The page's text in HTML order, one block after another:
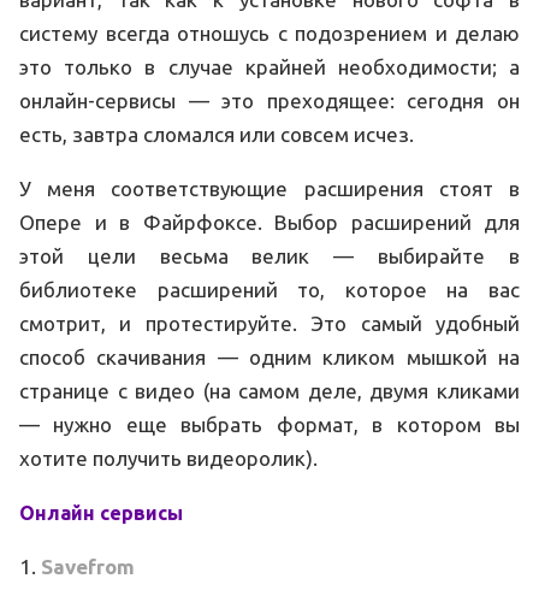
систему всегда отношусь с подозрением и делаю
это только в случае крайней необходимости; а
онлайн-сервисы — это преходящее: сегодня он
есть, завтра сломался или совсем исчез.
У меня соответствующие расширения стоят в
Опере и в Файрфоксе. Выбор расширений для
этой цели весьма велик — выбирайте в
библиотеке расширений то, которое на вас
смотрит, и протестируйте. Это самый удобный
способ скачивания — одним кликом мышкой на
странице с видео (на самом деле, двумя кликами
— нужно еще выбрать формат, в котором вы
хотите получить видеоролик).
Онлайн сервисы
1. Savefrom